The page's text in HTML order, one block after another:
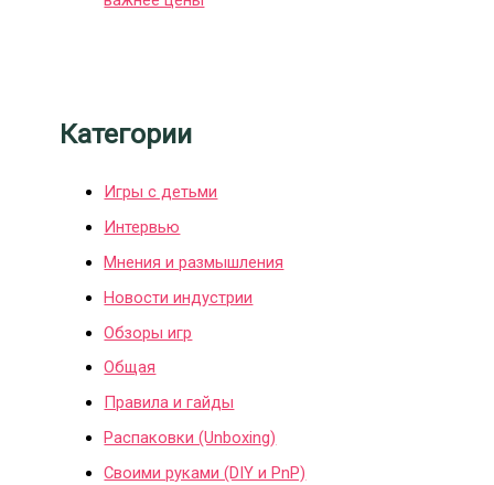
Категории
Игры с детьми
Интервью
Мнения и размышления
Новости индустрии
Обзоры игр
Общая
Правила и гайды
Распаковки (Unboxing)
Своими руками (DIY и PnP)